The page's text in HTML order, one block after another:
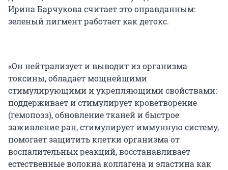
Ирина Барчукова считает это оправданным:
зеленый пигмент работает как детокс.
«Он нейтрализует и выводит из организма
токсины, обладает мощнейшими
стимулирующими и укрепляющими свойствами:
поддерживает и стимулирует кроветворение
(гемопоэз), обновление тканей и быстрое
заживление ран, стимулирует иммунную систему,
помогает защитить клетки организма от
воспалительных реакций, восстанавливает
естественные волокна коллагена и эластина как